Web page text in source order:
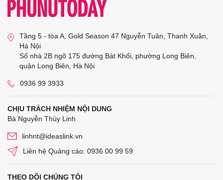
Tầng 5 - tòa A, Gold Season 47 Nguyễn Tuân, Thanh Xuân,
Hà Nội
Số nhà 2B ngõ 175 đường Bát Khối, phường Long Biên,
quận Long Biên, Hà Nội
0936 99 3933
CHỊU TRÁCH NHIỆM NỘI DUNG
Bà Nguyễn Thùy Linh
linhnt@ideaslink.vn
Liên hệ Quảng cáo: 0936 00 99 59
THEO DÕI CHÚNG TÔI